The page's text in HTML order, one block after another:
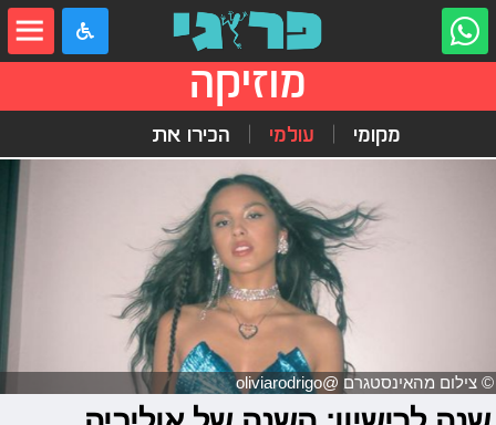
מוזיקה
מקומי עולמי הכירו את
© צילום מהאינסטגרם @oliviarodrigo